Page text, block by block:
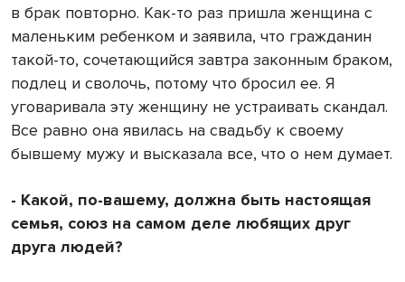
в брак повторно. Как-то раз пришла женщина с
маленьким ребенком и заявила, что гражданин
такой-то, сочетающийся завтра законным браком,
подлец и сволочь, потому что бросил ее. Я
уговаривала эту женщину не устраивать скандал.
Все равно она явилась на свадьбу к своему
бывшему мужу и высказала все, что о нем думает.
- Какой, по-вашему, должна быть настоящая
семья, союз на самом деле любящих друг
друга людей?